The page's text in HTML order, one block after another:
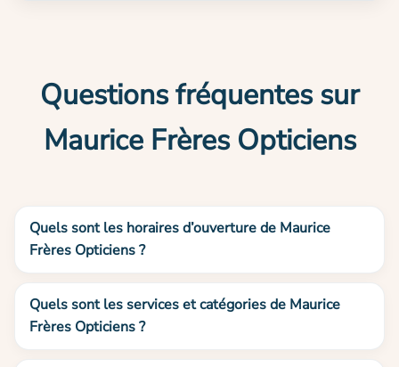
Questions fréquentes sur
Maurice Frères Opticiens
Quels sont les horaires d’ouverture de Maurice
Frères Opticiens ?
Quels sont les services et catégories de Maurice
Frères Opticiens ?